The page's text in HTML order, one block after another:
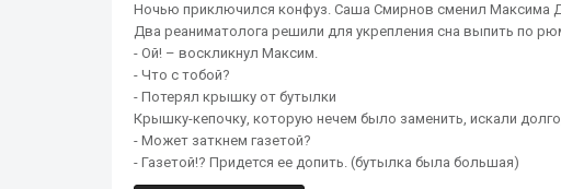
Ночью приключился конфуз. Саша Смирнов сменил Максима
Два реаниматолога решили для укрепления сна выпить по
- Ой! – воскликнул Максим.
- Что с тобой?
- Потерял крышку от бутылки
Крышку-кепочку, которую нечем было заменить, искали
- Может заткнем газетой?
- Газетой!? Придется ее допить. (бутылка была большая)